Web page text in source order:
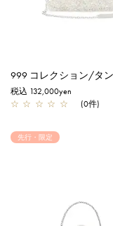
税込 132,000yen
☆ ☆ ☆ ☆ ☆ (0件)
先行・限定